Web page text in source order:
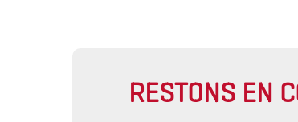
RESTONS EN